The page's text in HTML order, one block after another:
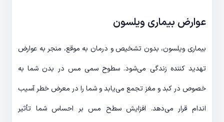
عوارض بیماری ویلسون
بیماری ویلسون، بدون تشخیص و درمان به موقع، منجر به عوارض
تهدید کننده زندگی می‌شود. سطوح سمی مس در بدن شما به
خصوص در کبد و مغز تجمع می‌یابد و شما را در معرض خطر آسیب
اندام قرار می‌دهد. افزایش سطح مس بر احساس شما تأثیر